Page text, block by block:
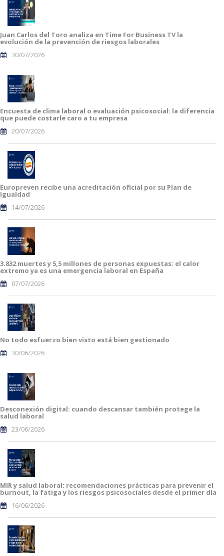
Juan Carlos del Toro analiza en Time For Business TV la
evolución de la prevención de riesgos laborales
30/07/2026
Encuesta de clima laboral o evaluación psicosocial: la diferencia
que puede costarle caro a tu empresa
20/07/2026
Europreven recibe una acreditación oficial por su Plan de
Igualdad
14/07/2026
3.832 muertes y 5,5 millones de personas expuestas: el calor
extremo ya es una emergencia laboral en España
07/07/2026
No todo esfuerzo bien visto está bien gestionado
30/06/2026
Desconexión digital: cuando descansar también protege la
salud laboral
23/06/2026
MIR y salud laboral: recomendaciones prácticas para prevenir el
burnout, la fatiga y los riesgos psicosociales desde el primer día
16/06/2026